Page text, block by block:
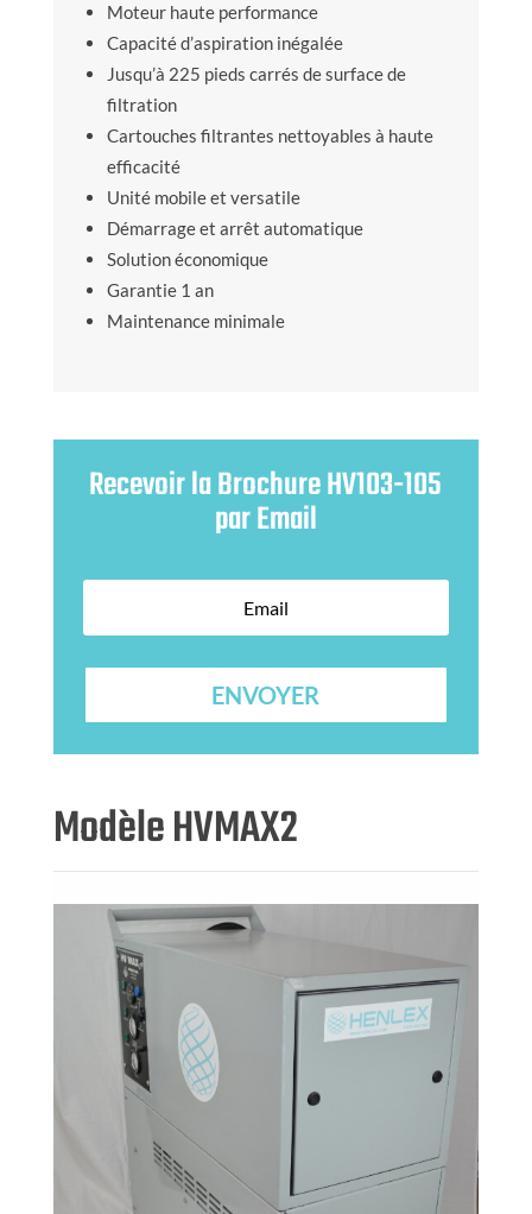
Moteur haute performance
Capacité d’aspiration inégalée
Jusqu’à 225 pieds carrés de surface de
filtration
Cartouches filtrantes nettoyables à haute
efficacité
Unité mobile et versatile
Démarrage et arrêt automatique
Solution économique
Garantie 1 an
Maintenance minimale
Recevoir la Brochure HV103-105
par Email
ENVOYER
Modèle HVMAX2